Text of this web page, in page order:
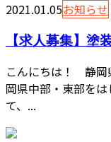
2021.01.05お知らせ
【求人募集】塗
こんにちは！ 静岡
岡県中部・東部を
て、...